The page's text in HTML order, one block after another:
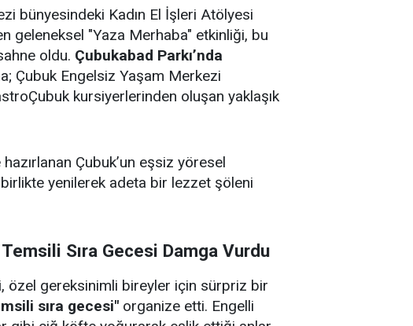
bünyesindeki Kadın El İşleri Atölyesi
geleneksel "Yaza Merhaba" etkinliği, bu
oldu. Çubukabad Parkı’nda
Çubuk Engelsiz Yaşam Merkezi
kursiyerlerinden oluşan yaklaşık
Çubuk’un eşsiz yöresel
birlikte yenilerek adeta bir lezzet şöleni
Sıra Gecesi Damga Vurdu
özel gereksinimli bireyler için sürpriz bir
sıra gecesi" organize etti. Engelli